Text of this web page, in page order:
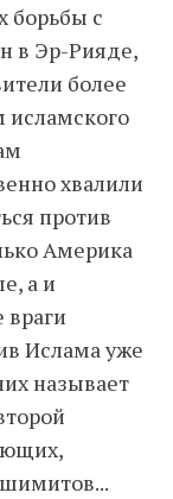
борьбы с
в Эр-Рияде,
более
исламского
хвалили
против
Америка
а и
Ислама уже
называет